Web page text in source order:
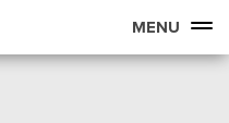
MENU